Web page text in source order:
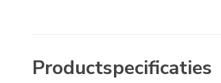
Productspecificaties